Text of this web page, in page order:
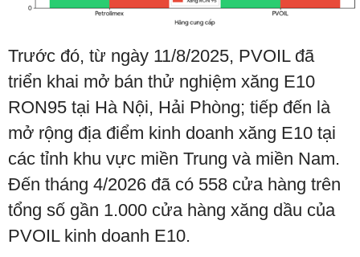
Trước đó, từ ngày 11/8/2025, PVOIL đã
triển khai mở bán thử nghiệm xăng E10
RON95 tại Hà Nội, Hải Phòng; tiếp đến là
mở rộng địa điểm kinh doanh xăng E10 tại
các tỉnh khu vực miền Trung và miền Nam.
Đến tháng 4/2026 đã có 558 cửa hàng trên
tổng số gần 1.000 cửa hàng xăng dầu của
PVOIL kinh doanh E10.